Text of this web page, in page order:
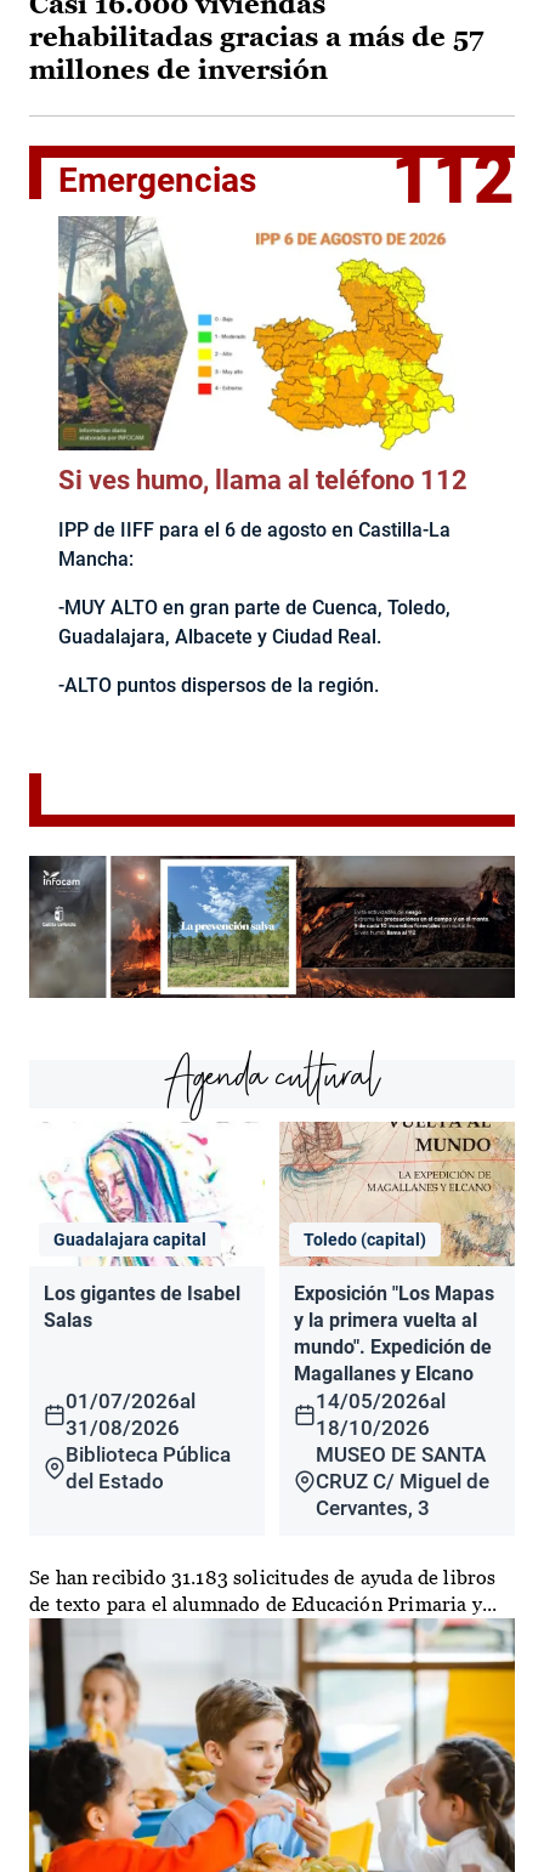
rehabilitadas gracias a más de 57
millones de inversión
Emergencias 112
Si ves humo, llama al teléfono 112
IPP de IIFF para el 6 de agosto en Castilla-La
Mancha:
-MUY ALTO en gran parte de Cuenca, Toledo,
Guadalajara, Albacete y Ciudad Real.
-ALTO puntos dispersos de la región.
Agenda cultural
Guadalajara capital
Los gigantes de Isabel
Salas
01/07/2026al
31/08/2026
Biblioteca Pública
del Estado
Toledo (capital)
Exposición "Los Mapas
y la primera vuelta al
mundo". Expedición de
Magallanes y Elcano
14/05/2026al
18/10/2026
MUSEO DE SANTA
CRUZ C/ Miguel de
Cervantes, 3
Se han recibido 31.183 solicitudes de ayuda de libros
de texto para el alumnado de Educación Primaria y...